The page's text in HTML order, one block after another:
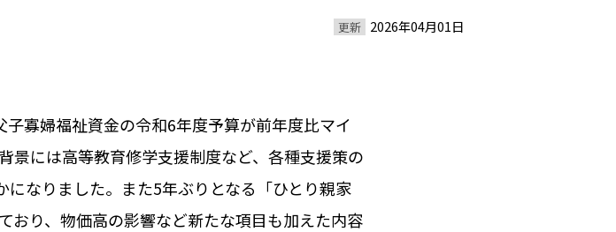
更新 2026年04月01日
寡婦福祉資金の令和6年度予算が前年度比マイ
景には高等教育修学支援制度など、各種支援策の
なりました。また5年ぶりとなる「ひとり親家
おり、物価高の影響など新たな項目も加えた内容